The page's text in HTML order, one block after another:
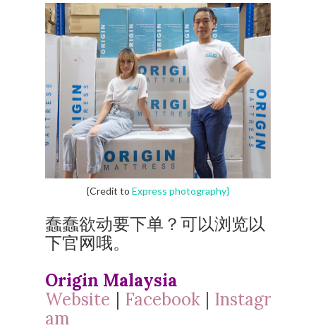
{Credit to Express photography}
蠢蠢欲动要下单？可以浏览以
下官网哦。
Origin Malaysia
Website | Facebook| Instagr
am